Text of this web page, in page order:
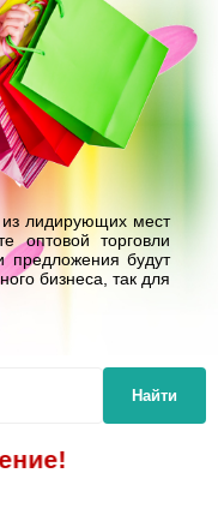
лидирующих мест
оптовой торговли
предложения будут
бизнеса, так для
Найти